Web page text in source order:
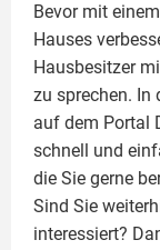
Bevor mit
Hauses
Hausbesitzer
zu sprechen. In
auf dem Portal
schnell und
die Sie gerne
Sind Sie
interessiert?